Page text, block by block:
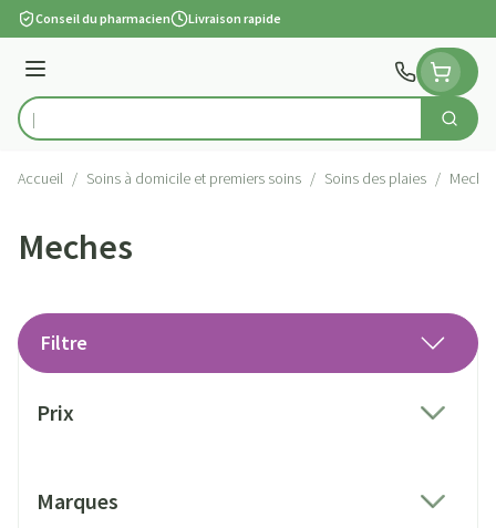
Aller au contenu
Conseil du pharmacien Livraison rapide
Menu
Rechercher
Accueil / Soins à domicile et premiers soins / Soins des plaies /
Meches
Filtre
Prix
Marques